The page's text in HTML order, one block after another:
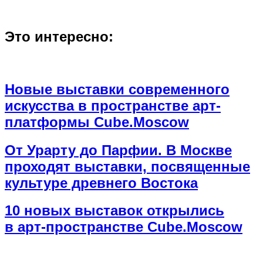
Это интересно:
Новые выставки современного
искусства в пространстве арт-
платформы Cube.Moscow
От Урарту до Парфии. В Москве
проходят выставки, посвященные
культуре древнего Востока
10 новых выставок открылись
в арт-пространстве Cube.Moscow